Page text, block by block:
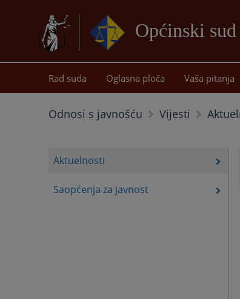
Općinski
Rad suda Oglasna ploča Vaša pitanja
Odnosi s javnošću Vijesti
Aktuelnosti
Saopćenja za javnost